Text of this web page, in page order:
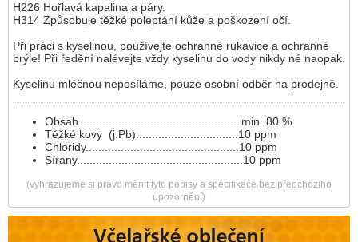
H226 Hořlavá kapalina a páry.
H314 Způsobuje těžké poleptání kůže a poškození očí.
Při práci s kyselinou, používejte ochranné rukavice a ochranné
brýle! Při ředění nalévejte vždy kyselinu do vody nikdy né naopak.
Kyselinu mléčnou neposíláme, pouze osobní odběr na prodejně.
Obsah...................................................min. 80 %
Těžké kovy (j.Pb)................................10 ppm
Chloridy................................................10 ppm
Sírany....................................................10 ppm
(vyhrazujeme si právo měnit tyto popisy a specifikace bez předchozího
upozornění)